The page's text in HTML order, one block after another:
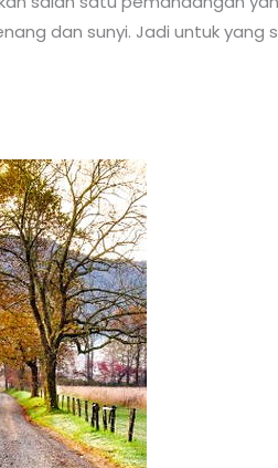
dan sunyi. Jadi untuk